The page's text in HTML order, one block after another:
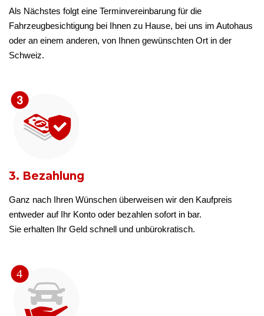
Als Nächstes folgt eine Terminvereinbarung für die
Fahrzeugbesichtigung bei Ihnen zu Hause, bei uns im Autohaus
oder an einem anderen, von Ihnen gewünschten Ort in der
Schweiz.
3. Bezahlung
Ganz nach Ihren Wünschen überweisen wir den Kaufpreis
entweder auf Ihr Konto oder bezahlen sofort in bar.
Sie erhalten Ihr Geld schnell und unbürokratisch.